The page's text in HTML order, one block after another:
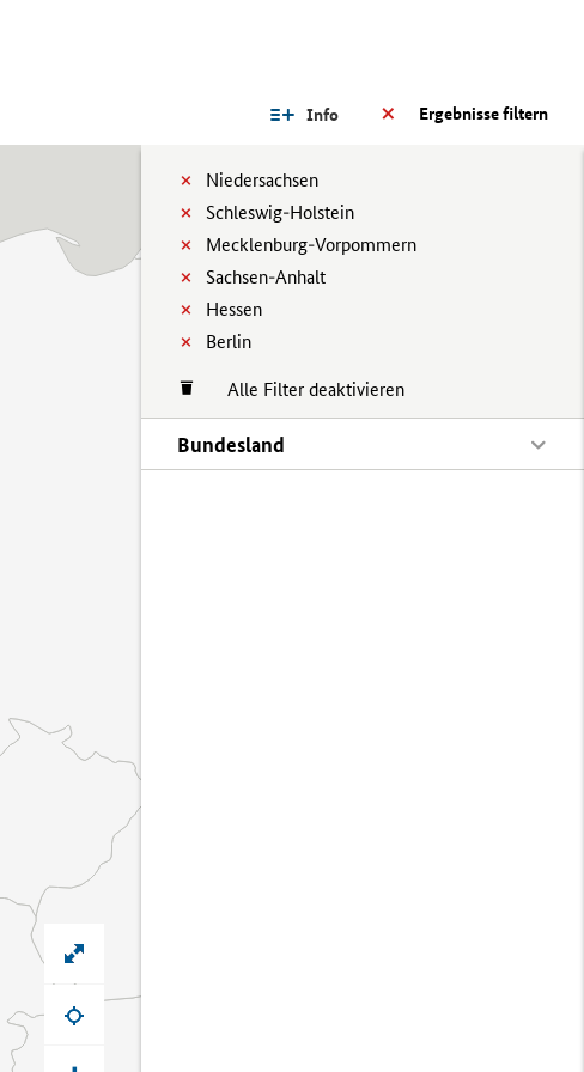
Ergebnisse filtern
Info
Niedersachsen
Schleswig-Holstein
Mecklenburg-Vorpommern
Sachsen-Anhalt
Hessen
Berlin
Alle Filter deaktivieren
Bundesland